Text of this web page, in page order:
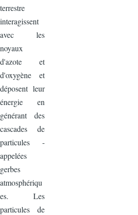
terrestre
interagissent
avec les
noyaux
d'azote et
d'oxygène et
déposent leur
énergie en
générant des
cascades de
particules -
appelées
gerbes
atmosphériqu
es. Les
particules de